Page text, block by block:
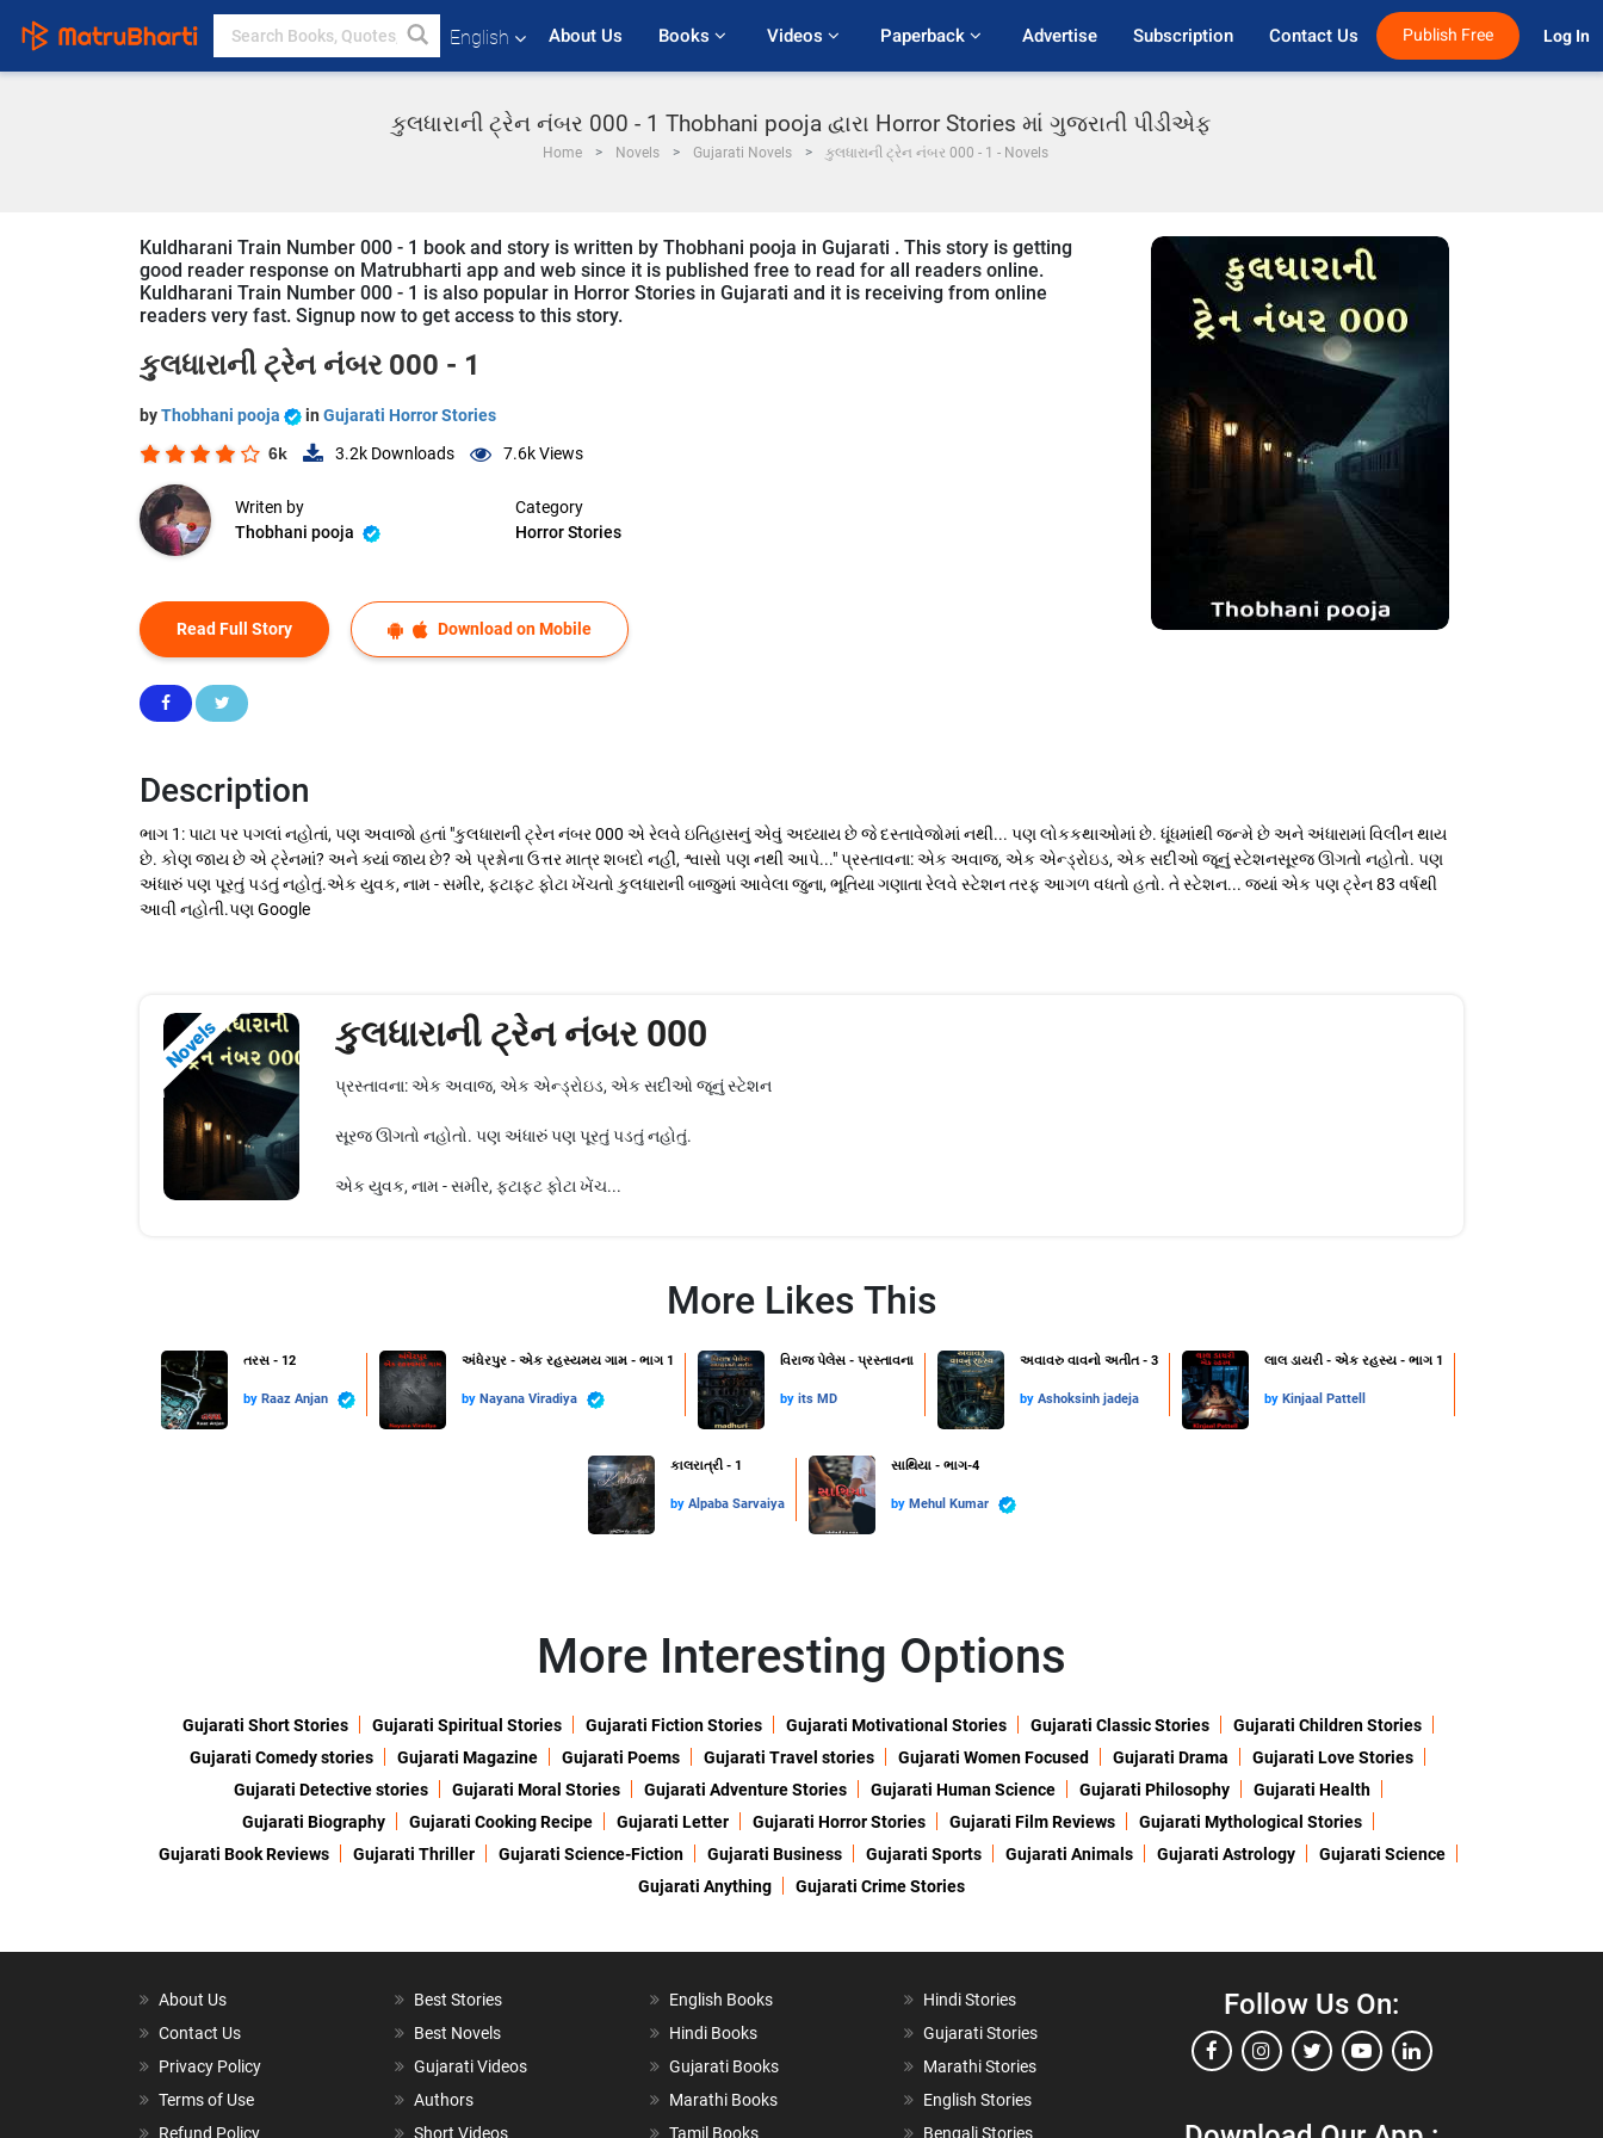
English About Us Books Videos Paperback Advertise Subscription Contact Us Publish Free Log In
કુલધારાની ટ્રેન નંબર 000 - 1 Thobhani pooja દ્વારા Horror Stories માં ગુજરાતી પીડીએફ
Home Novels Gujarati Novels કુલધારાની ટ્રેન નંબર 000 - 1 - Novels
Kuldharani Train Number 000 - 1 book and story is written by Thobhani pooja in Gujarati . This story is getting
good reader response on Matrubharti app and web since it is published free to read for all readers online.
Kuldharani Train Number 000 - 1 is also popular in Horror Stories in Gujarati and it is receiving from online
readers very fast. Signup now to get access to this story.
કુલધારાની ટ્રેન નંબર 000 - 1
byThobhani pooja in Gujarati Horror Stories
6k 3.2k Downloads 7.6kViews
Writen by
Thobhani pooja
Category
Horror Stories
Read Full Story Download on Mobile
Description
ભાગ 1: પાટા પર પગલાં નહોતાં, પણ અવાજો હતાં "કુલધારાની ટ્રેન નંબર 000 એ રેલવે ઇતિહાસનું એવું અધ્યાય છે જે દસ્તાવેજોમાં નથી... પણ લોકકથાઓમાં છે. ધૂંધમાંથી જન્મે છે અને અંધારામાં વિલીન થાય
છે. કોણ જાય છે એ ટ્રેનમાં? અને ક્યાં જાય છે? એ પ્રશ્નોના ઉત્તર માત્ર શબદો નહીં, શ્વાસો પણ નથી આપે..." પ્રસ્તાવના: એક અવાજ, એક એન્ડ્રોઇડ, એક સદીઓ જૂનું સ્ટેશનસૂરજ ઊગતો નહોતો. પણ
અંધારું પણ પૂરતું પડતું નહોતું.એક યુવક, નામ - સમીર, ફટાફટ ફોટા ખેંચતો કુલધારાની બાજુમાં આવેલા જુના, ભૂતિયા ગણાતા રેલવે સ્ટેશન તરફ આગળ વધતો હતો. તે સ્ટેશન... જ્યાં એક પણ ટ્રેન 83 વર્ષથી
આવી નહોતી.પણ Google
Novels કુલધારાની ટ્રેન નંબર 000
પ્રસ્તાવના: એક અવાજ, એક એન્ડ્રોઇડ, એક સદીઓ જૂનું સ્ટેશન
સૂરજ ઊગતો નહોતો. પણ અંધારું પણ પૂરતું પડતું નહોતું.
એક યુવક, નામ - સમીર, ફટાફટ ફોટા ખેંચ...
More Likes This
તરસ - 12
by Raaz Anjan
અંધેરપુર - એક રહસ્યમય ગામ - ભાગ 1
by Nayana Viradiya
વિરાજ પેલેસ - પ્રસ્તાવના
by its MD
અવાવરુ વાવનો અતીત - 3
by Ashoksinh jadeja
લાલ ડાયરી - એક રહસ્ય - ભાગ 1
by Kinjaal Pattell
કાલરાત્રી - 1
by Alpaba Sarvaiya
સાથિયા - ભાગ-4
by Mehul Kumar
More Interesting Options
Gujarati Short Stories Gujarati Spiritual Stories Gujarati Fiction Stories Gujarati Motivational Stories Gujarati Classic Stories
Gujarati Children Stories
Gujarati Comedy stories
Gujarati Magazine Gujarati Poems Gujarati Travel stories Gujarati Women Focused Gujarati Drama
Gujarati Love Stories
Gujarati Detective stories
Gujarati Moral Stories Gujarati Adventure Stories Gujarati Human Science Gujarati Philosophy
Gujarati Health
Gujarati Biography
Gujarati Cooking Recipe Gujarati Letter Gujarati Horror Stories Gujarati Film Reviews
Gujarati Mythological Stories
Gujarati Book Reviews
Gujarati Thriller Gujarati Science-Fiction Gujarati Business Gujarati Sports Gujarati Animals Gujarati Astrology
Gujarati Science
Gujarati Anything
Gujarati Crime Stories
About Us
Contact Us
Privacy Policy
Terms of Use
Refund Policy
Best Stories
Best Novels
Gujarati Videos
Authors
Short Videos
English Books
Hindi Books
Gujarati Books
Marathi Books
Tamil Books
Hindi Stories
Gujarati Stories
Marathi Stories
English Stories
Bengali Stories
Follow Us On: